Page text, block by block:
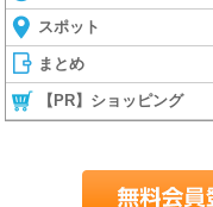
スポット
まとめ
【PR】ショッピング